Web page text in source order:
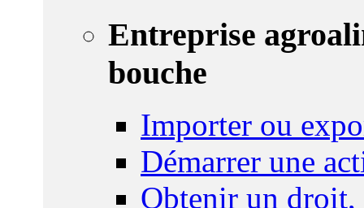
Entreprise
bouche
Importer ou
Démarrer une
Obtenir un droit,